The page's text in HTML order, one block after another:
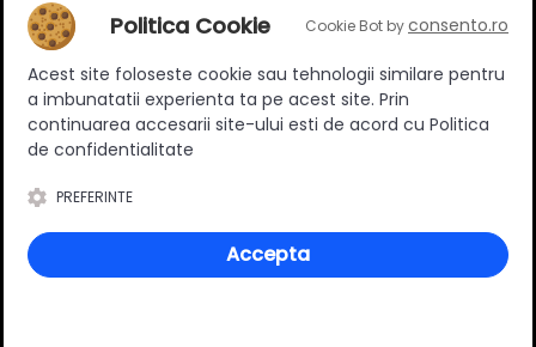
biti 2 x PZ1, 2 x PZ2, 2 x PZ3
Adauga in cos
Specificatii
Politica Cookie Cookie Bot byconsento.ro
Acest site foloseste cookie sau tehnologii similare pentru
a imbunatatii experienta ta pe acest site. Prin
continuarea accesarii site-ului esti de acord cu Politica
de confidentialitate
PREFERINTE
Accepta